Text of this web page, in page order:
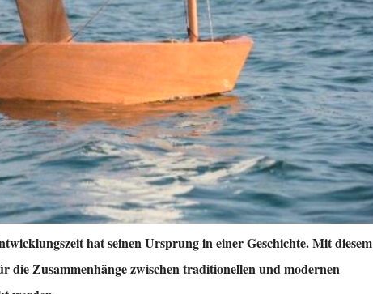
hat seinen Ursprung in einer Geschichte. Mit diesem
die Zusammenhänge zwischen traditionellen und modernen